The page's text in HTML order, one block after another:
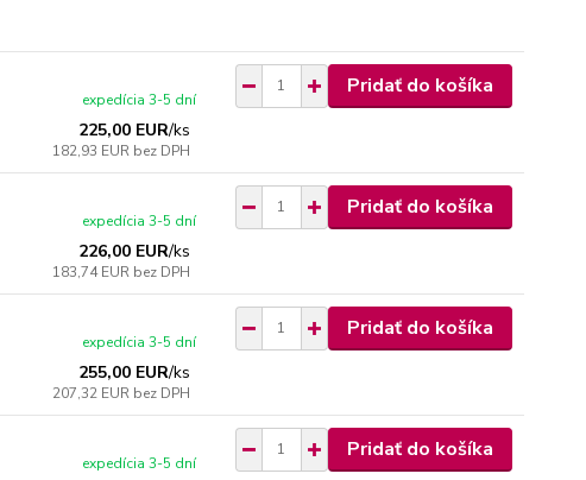
225,00 EUR/ks
182,93 EUR bez DPH
expedícia 3-5 dní
Pridať do košíka
226,00 EUR/ks
183,74 EUR bez DPH
expedícia 3-5 dní
Pridať do košíka
255,00 EUR/ks
207,32 EUR bez DPH
expedícia 3-5 dní
Pridať do košíka
expedícia 3-5 dní
Pridať do košíka